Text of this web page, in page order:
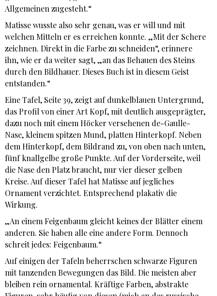
Allgemeinen zugesteht.“
Matisse wusste also sehr genau, was er will und mit
welchen Mitteln er es erreichen konnte. „Mit der Schere
zeichnen. Direkt in die Farbe zu schneiden“, erinnere
ihn, wie er da weiter sagt, „an das Behauen des Steins
durch den Bildhauer. Dieses Buch ist in diesem Geist
entstanden.“
Eine Tafel, Seite 39, zeigt auf dunkelblauen Untergrund,
das Profil von einer Art Kopf, mit deutlich ausgeprägter,
dazu noch mit einem Höcker versehenen de-Gaulle-
Nase, kleinem spitzen Mund, platten Hinterkopf. Neben
dem Hinterkopf, dem Bildrand zu, von oben nach unten,
fünf knallgelbe große Punkte. Auf der Vorderseite, weil
die Nase den Platz braucht, nur vier dieser gelben
Kreise. Auf dieser Tafel hat Matisse auf jegliches
Ornament verzichtet. Entsprechend plakativ die
Wirkung.
„An einem Feigenbaum gleicht keines der Blätter einem
anderen. Sie haben alle eine andere Form. Dennoch
schreit jedes: Feigenbaum.“
Auf einigen der Tafeln beherrschen schwarze Figuren
mit tanzenden Bewegungen das Bild. Die meisten aber
bleiben rein ornamental. Kräftige Farben, abstrakte